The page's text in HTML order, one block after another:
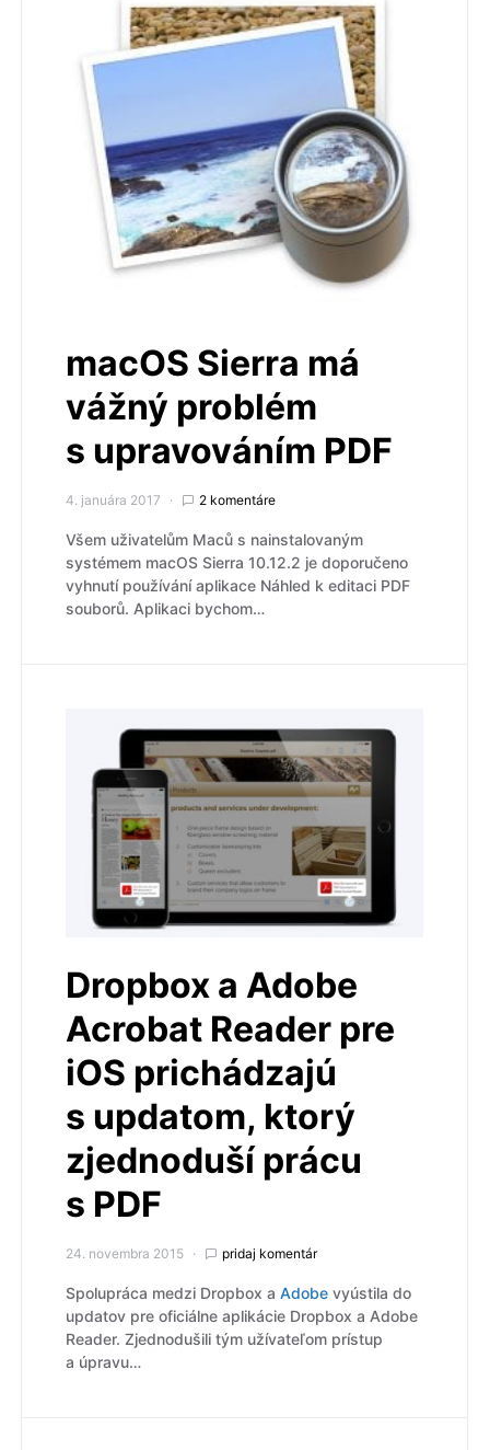
macOS Sierra má
vážný problém
s upravováním PDF
4. januára 2017 2 komentáre
Všem uživatelům Maců s nainstalovaným
systémem macOS Sierra 10.12.2 je doporučeno
vyhnutí používání aplikace Náhled k editaci PDF
souborů. Aplikaci bychom…
Dropbox a Adobe
Acrobat Reader pre
iOS prichádzajú
s updatom, ktorý
zjednoduší prácu
s PDF
24. novembra 2015 pridaj komentár
Spolupráca medzi Dropbox a Adobe vyústila do
updatov pre oficiálne aplikácie Dropbox a Adobe
Reader. Zjednodušili tým užívateľom prístup
a úpravu…